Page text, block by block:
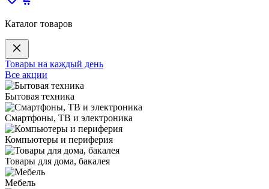
Каталог товаров
Товары на каждый день
Все акции
Бытовая техника
Смартфоны, ТВ и электроника
Компьютеры и периферия
Товары для дома, бакалея
Мебель